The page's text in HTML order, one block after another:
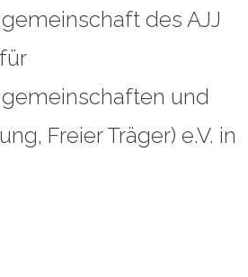
des AJJ
und
Freier Träger) e.V. in